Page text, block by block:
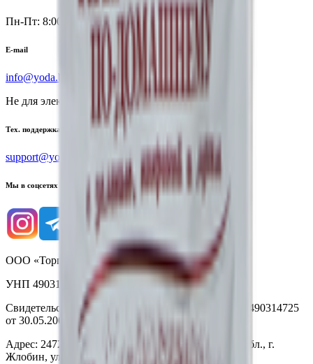
Пн-Пт: 8:00 - 17:00
E-mail
info@yoda.by
Не для электронных обращений
Тех. поддержка
support@yoda.by
Мы в соцсетях
ООО «Торговая сеть «Продмир»
УНП 490314725
Свидетельство о государственной регистрации № 490314725
от 30.05.2003г выдано Гомельским облисполкомом
Адрес: 247210, Республика Беларусь, Гомельская обл., г.
Жлобин, ул. Козлова 2-А